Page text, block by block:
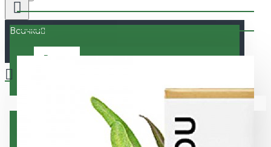
Всички
Орална хигиена
Вашата количка е празна!